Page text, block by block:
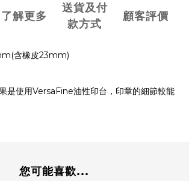
了解更多
送貨及付
款方式
顧客評價
含橡皮23mm)
是使用VersaFine油性印台，印章的細節較能
您可能喜歡...